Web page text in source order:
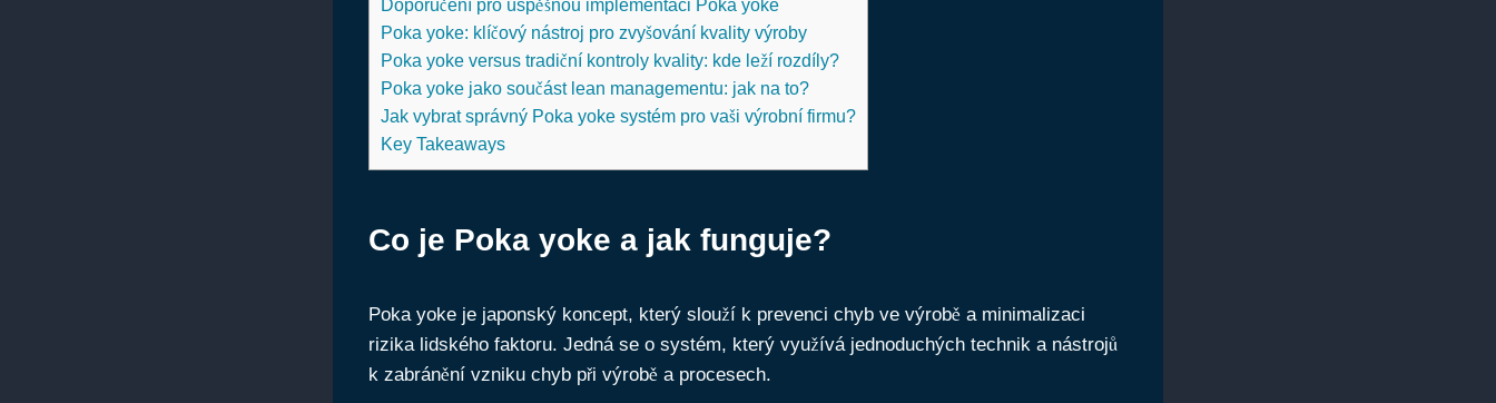
Doporučení pro úspěšnou implementaci Poka yoke
Poka yoke: klíčový nástroj pro zvyšování kvality výroby
Poka yoke versus tradiční kontroly kvality: kde leží rozdíly?
Poka yoke jako součást lean managementu: jak na to?
Jak vybrat správný Poka yoke systém pro vaši výrobní firmu?
Key Takeaways
Co je Poka yoke a jak funguje?
Poka yoke je japonský koncept, který slouží k prevenci chyb ve výrobě a minimalizaci
rizika lidského faktoru. Jedná se o systém, který využívá jednoduchých technik a nástrojů
k zabránění vzniku chyb při výrobě a procesech.